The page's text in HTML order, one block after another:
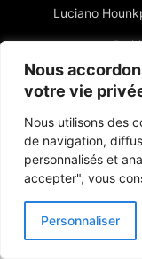
Nous
votre vie
Nous utilisons des
de navigation,
personnalisés et
accepter", vous
Personnaliser
Luciano
©